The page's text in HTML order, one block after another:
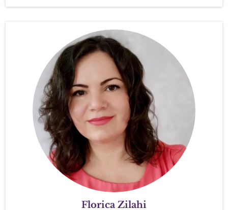
Florica Zilahi